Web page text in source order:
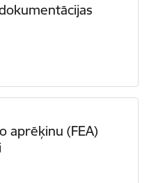
aprēķinu (FEA)